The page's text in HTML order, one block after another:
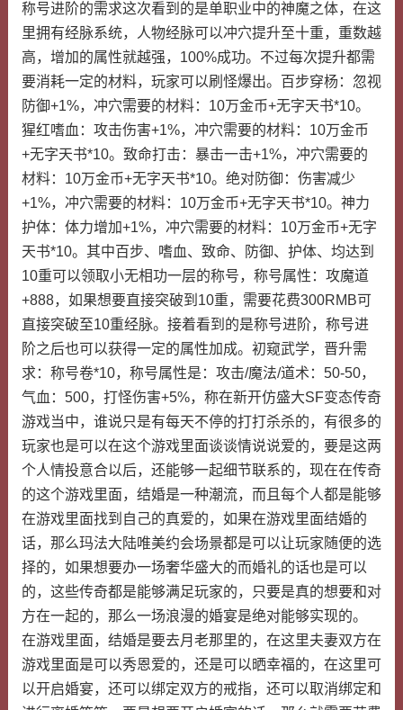
称号进阶的需求这次看到的是单职业中的神魔之体，在这
里拥有经脉系统，人物经脉可以冲穴提升至十重，重数越
高，增加的属性就越强，100%成功。不过每次提升都需
要消耗一定的材料，玩家可以刷怪爆出。百步穿杨：忽视
防御+1%，冲穴需要的材料：10万金币+无字天书*10。
猩红嗜血：攻击伤害+1%，冲穴需要的材料：10万金币
+无字天书*10。致命打击：暴击一击+1%，冲穴需要的
材料：10万金币+无字天书*10。绝对防御：伤害减少
+1%，冲穴需要的材料：10万金币+无字天书*10。神力
护体：体力增加+1%，冲穴需要的材料：10万金币+无字
天书*10。其中百步、嗜血、致命、防御、护体、均达到
10重可以领取小无相功一层的称号，称号属性：攻魔道
+888，如果想要直接突破到10重，需要花费300RMB可
直接突破至10重经脉。接着看到的是称号进阶，称号进
阶之后也可以获得一定的属性加成。初窥武学，晋升需
求：称号卷*10，称号属性是：攻击/魔法/道术：50-50，
气血：500，打怪伤害+5%，称在新开仿盛大SF变态传奇
游戏当中，谁说只是有每天不停的打打杀杀的，有很多的
玩家也是可以在这个游戏里面谈谈情说说爱的，要是这两
个人情投意合以后，还能够一起细节联系的，现在在传奇
的这个游戏里面，结婚是一种潮流，而且每个人都是能够
在游戏里面找到自己的真爱的，如果在游戏里面结婚的
话，那么玛法大陆唯美约会场景都是可以让玩家随便的选
择的，如果想要办一场奢华盛大的而婚礼的话也是可以
的，这些传奇都是能够满足玩家的，只要是真的想要和对
方在一起的，那么一场浪漫的婚宴是绝对能够实现的。
在游戏里面，结婚是要去月老那里的，在这里夫妻双方在
游戏里面是可以秀恩爱的，还是可以晒幸福的，在这里可
以开启婚宴，还可以绑定双方的戒指，还可以取消绑定和